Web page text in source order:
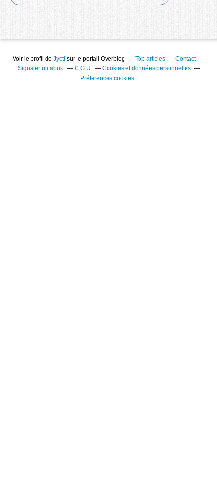
Voir le profil de Jyoti sur le portail Overblog Top articles
Contact
Signaler un abus
C.G.U.
Cookies et données personnelles
Préférences cookies